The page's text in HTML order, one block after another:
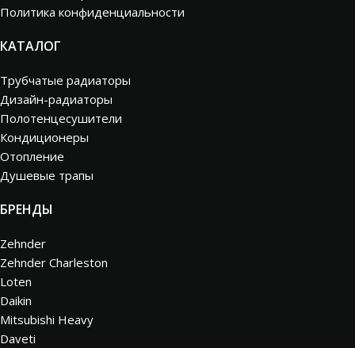
Политика конфиденциальности
КАТАЛОГ
Трубчатые радиаторы
Дизайн-радиаторы
Полотенцесушители
Кондиционеры
Отопление
Душевые трапы
БРЕНДЫ
Zehnder
Zehnder Charleston
Loten
Daikin
Mitsubishi Heavy
Daveti